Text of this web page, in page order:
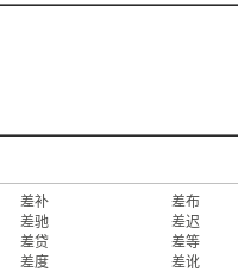
差补 差布
差驰 差迟
差贷 差等
差度 差讹